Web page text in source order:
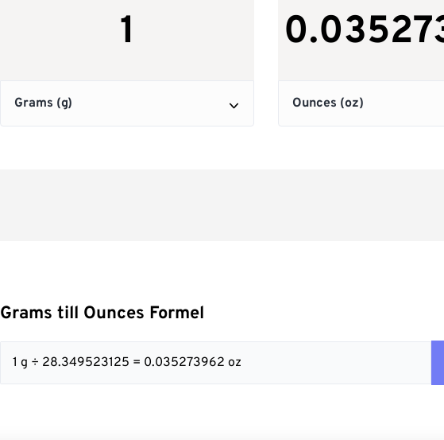
Grams till Ounces Formel
1 g ÷ 28.349523125 = 0.035273962 oz